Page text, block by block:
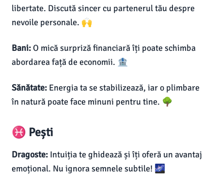
libertate. Discută sincer cu partenerul tău despre
nevoile personale. 🙌
Bani: O mică surpriză financiară îți poate schimba
abordarea față de economii. 🏦
Sănătate: Energia ta se stabilizează, iar o plimbare
în natură poate face minuni pentru tine. 🌳
♓ Pești
Dragoste: Intuiția te ghidează și îți oferă un avantaj
emoțional. Nu ignora semnele subtile! 🌌